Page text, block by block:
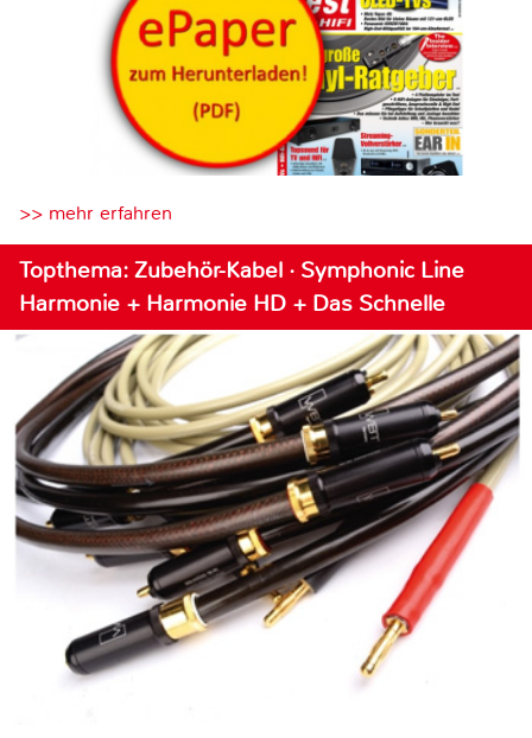
>> mehr erfahren
Topthema: Zubehör-Kabel · Symphonic Line
Harmonie + Harmonie HD + Das Schnelle